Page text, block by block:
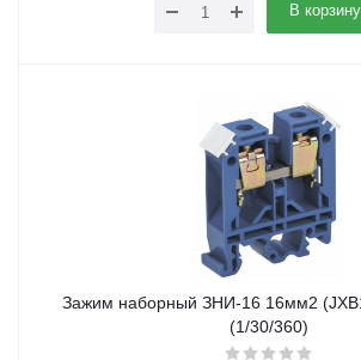
В корзину
Зажим наборный ЗНИ-16 16мм2
(1/30/360)